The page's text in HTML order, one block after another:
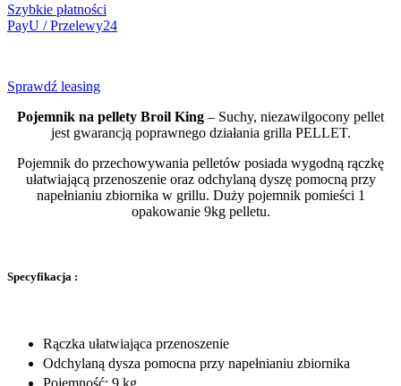
Szybkie płatności
PayU / Przelewy24
Sprawdź leasing
Pojemnik na pellety Broil King – Suchy, niezawilgocony pellet
jest gwarancją poprawnego działania grilla PELLET.
Pojemnik do przechowywania pelletów posiada wygodną rączkę
ułatwiającą przenoszenie oraz odchylaną dyszę pomocną przy
napełnianiu zbiornika w grillu. Duży pojemnik pomieści 1
opakowanie 9kg pelletu.
Specyfikacja :
Rączka ułatwiająca przenoszenie
Odchylaną dysza pomocna przy napełnianiu zbiornika